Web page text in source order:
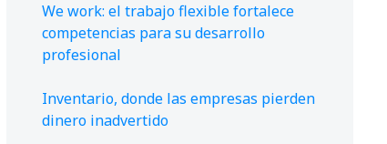
We work: el trabajo flexible fortalece
competencias para su desarrollo
profesional
Inventario, donde las empresas pierden
dinero inadvertido